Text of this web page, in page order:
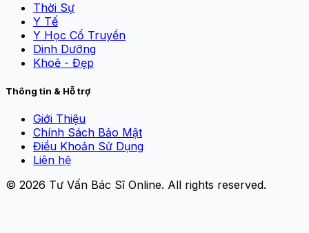
Thời Sự
Y Tế
Y Học Cổ Truyền
Dinh Dưỡng
Khoẻ - Đẹp
Thông tin & Hỗ trợ
Giới Thiệu
Chính Sách Bảo Mật
Điều Khoản Sử Dụng
Liên hệ
© 2026 Tư Vấn Bác Sĩ Online. All rights reserved.